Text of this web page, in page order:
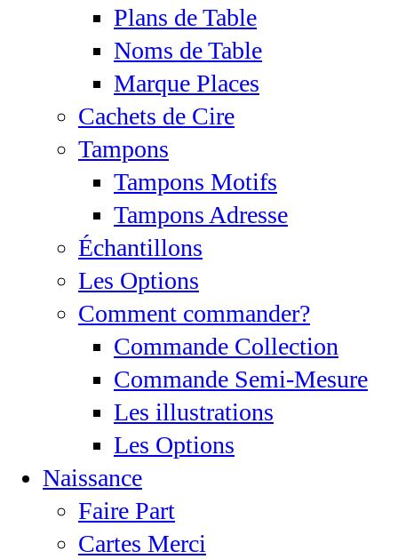
Plans de Table
Noms de Table
Marque Places
Cachets de Cire
Tampons
Tampons Motifs
Tampons Adresse
Échantillons
Les Options
Comment commander?
Commande Collection
Commande Semi-Mesure
Les illustrations
Les Options
Naissance
Faire Part
Cartes Merci